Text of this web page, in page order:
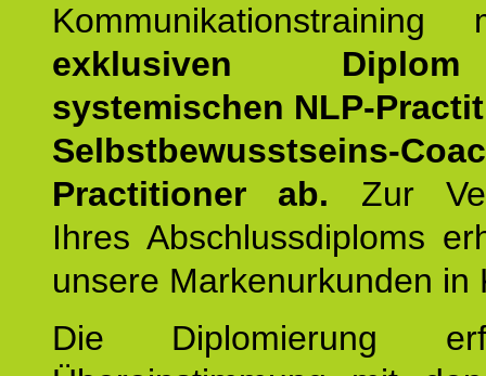
exklusiven
systemischen NLP-
Selbstbewusstseins-
Practitioner ab. Zur
Ihres Abschlussdiploms
unsere Markenurkunden in
Die Diplomierung